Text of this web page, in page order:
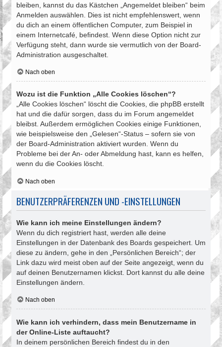
bleiben, kannst du das Kästchen „Angemeldet bleiben“ beim
Anmelden auswählen. Dies ist nicht empfehlenswert, wenn
du dich an einem öffentlichen Computer, zum Beispiel in
einem Internetcafé, befindest. Wenn diese Option nicht zur
Verfügung steht, dann wurde sie vermutlich von der Board-
Administration ausgeschaltet.
Nach oben
Wozu ist die Funktion „Alle Cookies löschen“?
„Alle Cookies löschen“ löscht die Cookies, die phpBB erstellt
hat und die dafür sorgen, dass du im Forum angemeldet
bleibst. Außerdem ermöglichen Cookies einige Funktionen,
wie beispielsweise den „Gelesen“-Status – sofern sie von
der Board-Administration aktiviert wurden. Wenn du
Probleme bei der An- oder Abmeldung hast, kann es helfen,
wenn du die Cookies löscht.
Nach oben
BENUTZERPRÄFERENZEN UND -EINSTELLUNGEN
Wie kann ich meine Einstellungen ändern?
Wenn du dich registriert hast, werden alle deine
Einstellungen in der Datenbank des Boards gespeichert. Um
diese zu ändern, gehe in den „Persönlichen Bereich“; der
Link dazu wird meist oben auf der Seite angezeigt, wenn du
auf deinen Benutzernamen klickst. Dort kannst du alle deine
Einstellungen ändern.
Nach oben
Wie kann ich verhindern, dass mein Benutzername in
der Online-Liste auftaucht?
In deinem persönlichen Bereich findest du in den